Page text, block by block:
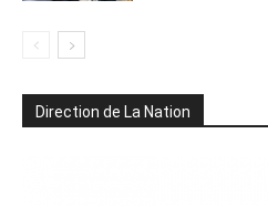
Direction de La Nation